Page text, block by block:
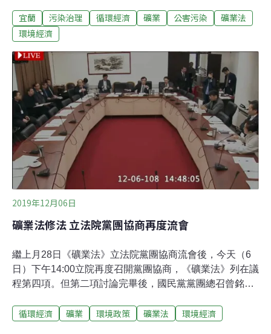
出面接受陳情書的礦務局副局長周國棟則說，「我們絕對
會把大家的心聲放在心裡，但是做公務員還是要依法行
須經過跨部會60多個公務機關的審查，「相信各機關會替
大家嚴格把關，請大家要相信公部門。」對此，中華社區
發展協會理事長陳明華則認為，現行《礦業法》第38條規
定，礦業經營有妨害公益無法補救，主管機關就應廢止其
礦業權之核准，「礦務局作為礦業主管機管卻把責任丟給
其他部會，讓人相當失望。」八旬老婦北上礦務局拿鍋鏟
反永侒開礦 「政府的腦筋比我的頭腦還僵化」 「反對永
侒開礦，恁祖母跟他拚了！」數十位高齡80多歲的老婦，
早上8點就從宜蘭員山鄉搭車北上，來到
宜蘭 污染治理 循環經濟 礦業 公害污染
礦業法
環境經濟
2019年12月06日
礦業法修法 立法院黨團協商再度流會
繼上月28日《礦業法》立法院黨團協商流會後，今天（6
日）下午14:00立院再度召開黨團協商，《礦業法》列在議
程第四項。但第二項討論完畢後，國民黨黨團總召曾銘宗
宣布散會。第一項的總預算案、以及第二項的「12月18日
循環經濟 礦業 環境政策 礦業法 環境經濟